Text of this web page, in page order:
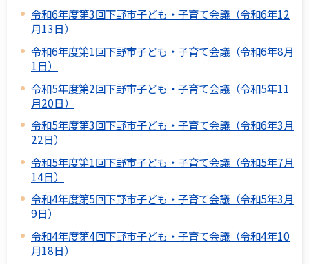
令和6年度第3回下野市子ども・子育て会議（令和6年12
月13日）
令和6年度第1回下野市子ども・子育て会議（令和6年8月
1日）
令和5年度第2回下野市子ども・子育て会議（令和5年11
月20日）
令和5年度第3回下野市子ども・子育て会議（令和6年3月
22日）
令和5年度第1回下野市子ども・子育て会議（令和5年7月
14日）
令和4年度第5回下野市子ども・子育て会議（令和5年3月
9日）
令和4年度第4回下野市子ども・子育て会議（令和4年10
月18日）